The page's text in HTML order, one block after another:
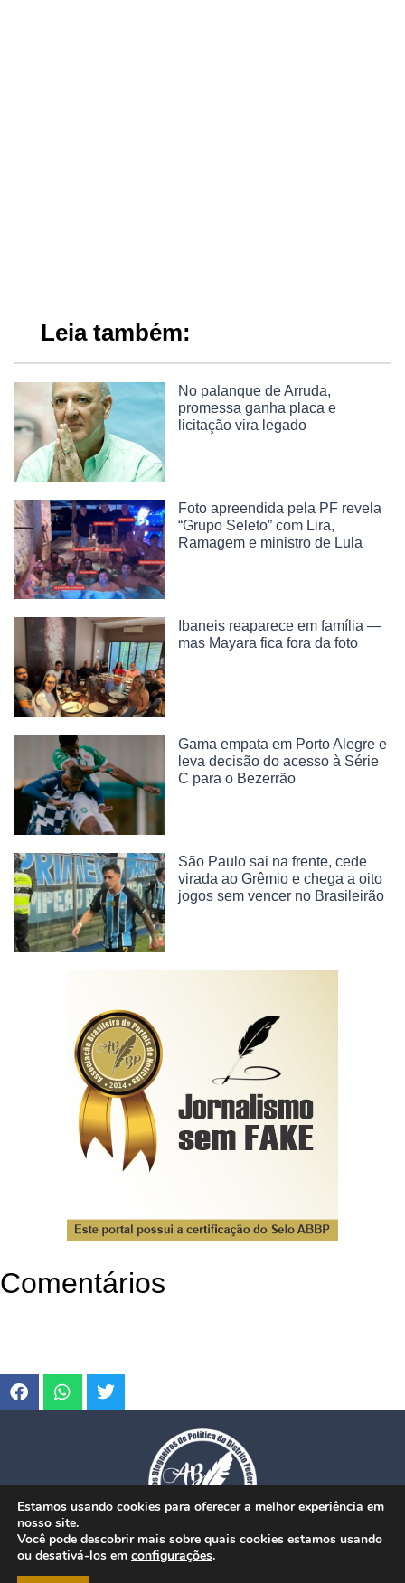
Leia também:
No palanque de Arruda,
promessa ganha placa e
licitação vira legado
Foto apreendida pela PF revela
“Grupo Seleto” com Lira,
Ramagem e ministro de Lula
Ibaneis reaparece em família —
mas Mayara fica fora da foto
Gama empata em Porto Alegre e
leva decisão do acesso à Série
C para o Bezerrão
São Paulo sai na frente, cede
virada ao Grêmio e chega a oito
jogos sem vencer no Brasileirão
Comentários
Estamos usando cookies para oferecer a melhor experiência em
nosso site.
Você pode descobrir mais sobre quais cookies estamos usando
ou desativá-los em configurações.